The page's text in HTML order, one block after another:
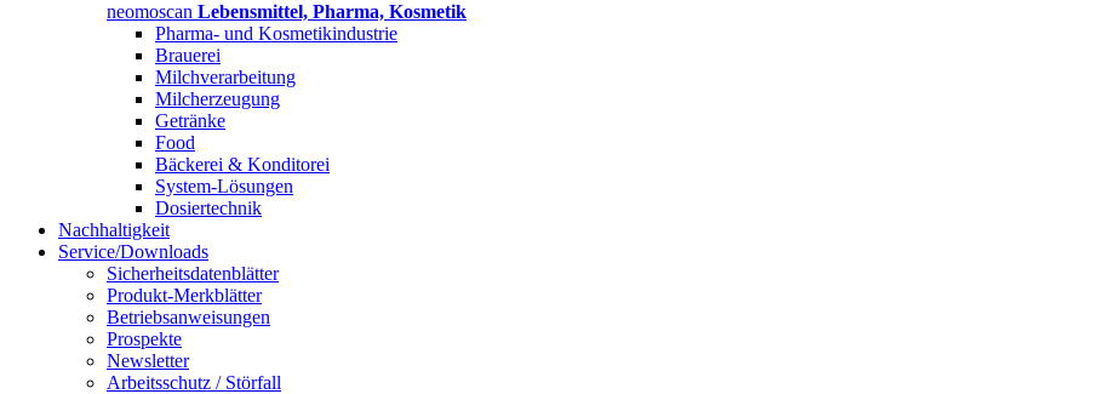
neomoscan Lebensmittel, Pharma, Kosmetik
Pharma- und Kosmetikindustrie
Brauerei
Milchverarbeitung
Milcherzeugung
Getränke
Food
Bäckerei & Konditorei
System-Lösungen
Dosiertechnik
Nachhaltigkeit
Service/Downloads
Sicherheitsdatenblätter
Produkt-Merkblätter
Betriebsanweisungen
Prospekte
Newsletter
Arbeitsschutz / Störfall